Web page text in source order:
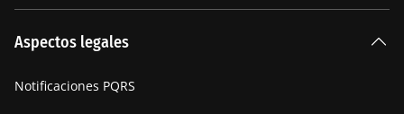
Manifiesto
Aspectos legales
Notificaciones PQRS